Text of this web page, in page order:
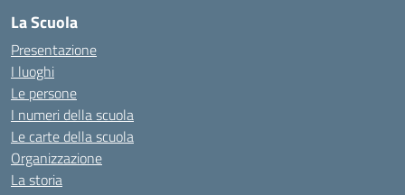
La Scuola
Presentazione
I luoghi
Le persone
I numeri della scuola
Le carte della scuola
Organizzazione
La storia